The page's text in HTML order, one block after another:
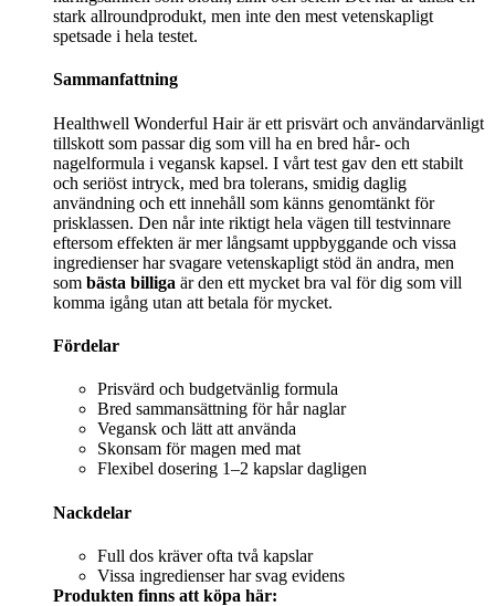
stark allroundprodukt, men inte den mest vetenskapligt
spetsade i hela testet.
Sammanfattning
Healthwell Wonderful Hair är ett prisvärt och användarvänligt
tillskott som passar dig som vill ha en bred hår- och
nagelformula i vegansk kapsel. I vårt test gav den ett stabilt
och seriöst intryck, med bra tolerans, smidig daglig
användning och ett innehåll som känns genomtänkt för
prisklassen. Den når inte riktigt hela vägen till testvinnare
eftersom effekten är mer långsamt uppbyggande och vissa
ingredienser har svagare vetenskapligt stöd än andra, men
som bästa billiga är den ett mycket bra val för dig som vill
komma igång utan att betala för mycket.
Fördelar
Prisvärd och budgetvänlig formula
Bred sammansättning för hår naglar
Vegansk och lätt att använda
Skonsam för magen med mat
Flexibel dosering 1–2 kapslar dagligen
Nackdelar
Full dos kräver ofta två kapslar
Vissa ingredienser har svag evidens
Produkten finns att köpa här: